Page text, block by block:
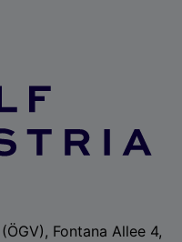
Fontana Allee 4,